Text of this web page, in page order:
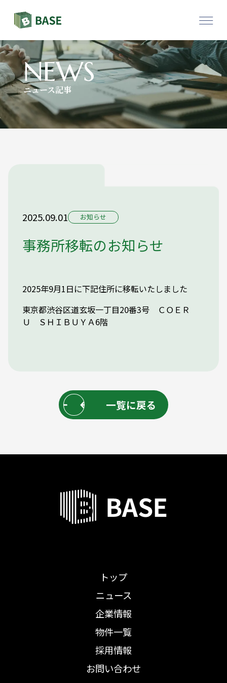
採用情報
お問い合わせ
NEWS
ニュース記事
2025.09.01 お知らせ
事務所移転のお知らせ
2025年9月1日に下記住所に移転いたしました
東京都渋谷区道玄坂一丁目20番3号 ＣＯＥＲ
Ｕ ＳＨＩＢＵＹＡ6階
一覧に戻る
トップ
ニュース
企業情報
物件一覧
採用情報
お問い合わせ